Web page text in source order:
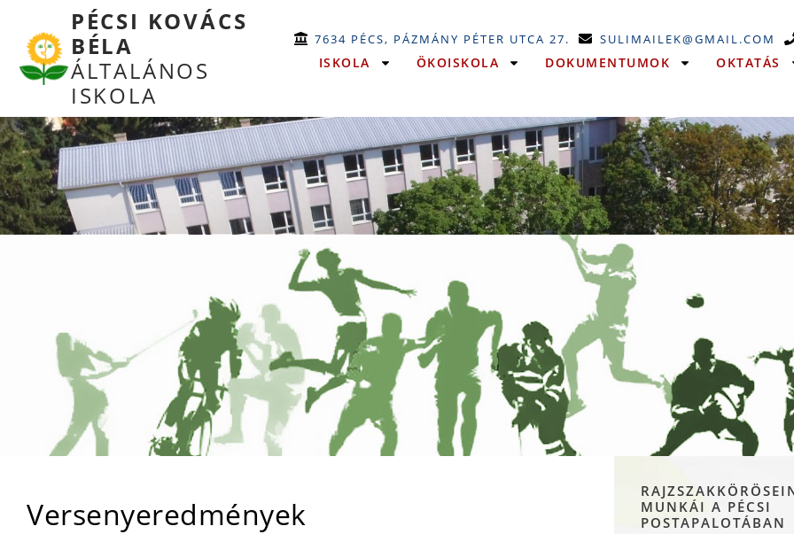
PÉCSI KOVÁCS
BÉLA
ÁLTALÁNOS
ISKOLA
7634 PÉCS, PÁZMÁNY PÉTER UTCA 27. SULIMAILEK@GMAIL.COM
ISKOLA ÖKOISKOLA DOKUMENTUMOK OKTATÁS
Versenyeredmények
MUNKÁI A PÉCSI
POSTAPALOTÁBAN